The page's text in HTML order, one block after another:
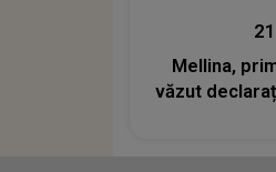
Mellina,
văzut